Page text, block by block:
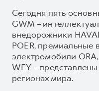
Сегодня пять
GWM –
внедорожники
POER, премиальные
электромобили
WEY –
регионах мира.